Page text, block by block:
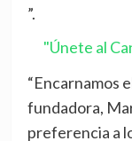
”.
"Únete al
“Encarnamos
fundadora,
preferencia a